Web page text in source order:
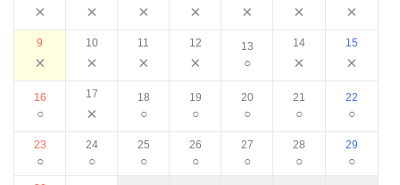
× × × × × × ×
9
×
10
×
11
×
12
×
13
○
14
×
15
×
16
○
17
×
18
○
19
○
20
○
21
○
22
○
23
○
24
○
25
○
26
○
27
○
28
○
29
○